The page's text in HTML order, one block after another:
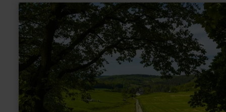
learn
more
about:
Bunker
755a/755b
–
Relikte
des
Westwalls